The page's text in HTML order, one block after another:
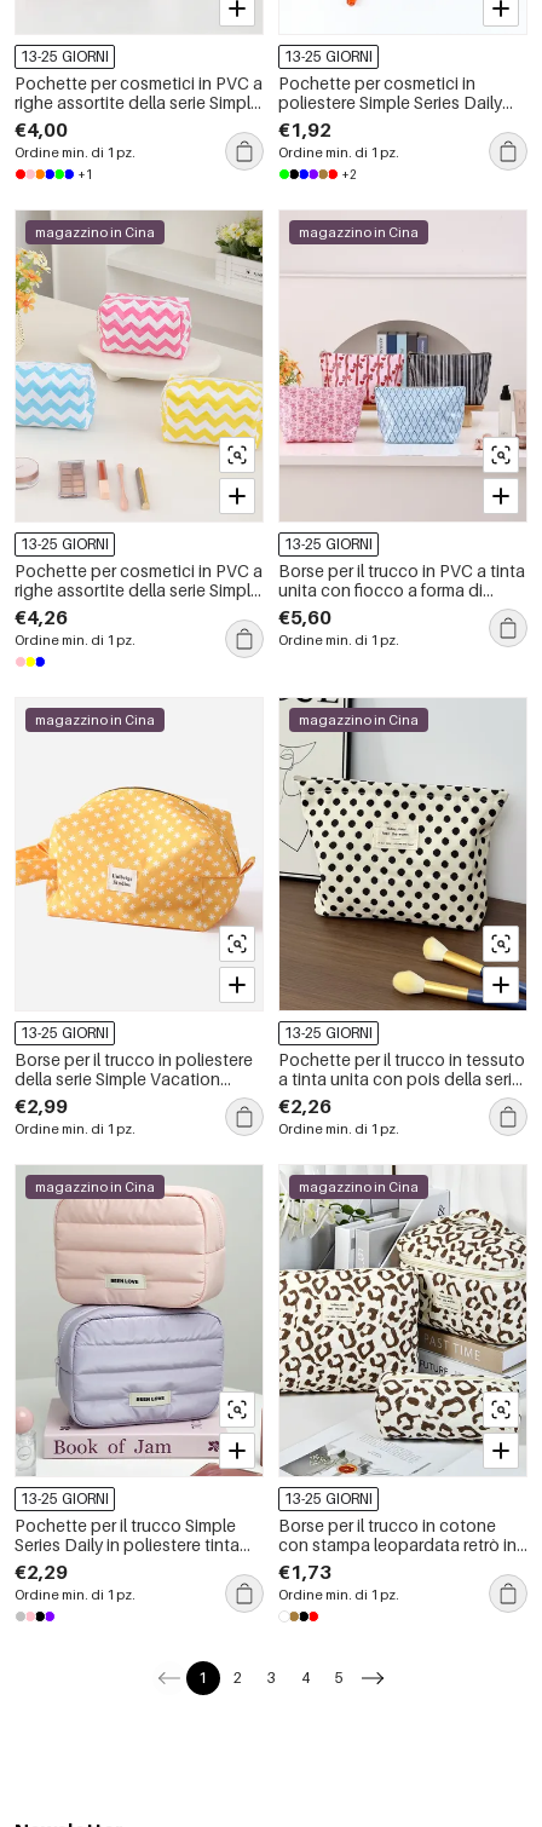
13-25 GIORNI
Pochette per cosmetici in PVC a
righe assortite della serie Simple,
colore Daily Stripe
€4,00
Ordine min. di 1 pz.
+1
13-25 GIORNI
Pochette per cosmetici in
poliestere Simple Series Daily
Stripe
€1,92
Ordine min. di 1 pz.
+2
magazzino in Cina
13-25 GIORNI
Pochette per cosmetici in PVC a
righe assortite della serie Simple,
colore Daily Stripe
€4,26
Ordine min. di 1 pz.
magazzino in Cina
13-25 GIORNI
Borse per il trucco in PVC a tinta
unita con fiocco a forma di
cuore, modello Simple Series
Sweet Irregular Shape, tinta
unita e a righe.
€5,60
Ordine min. di 1 pz.
magazzino in Cina
13-25 GIORNI
Borse per il trucco in poliestere
della serie Simple Vacation
Flower, colori misti, con foglie e
piante.
€2,99
Ordine min. di 1 pz.
magazzino in Cina
13-25 GIORNI
Pochette per il trucco in tessuto
a tinta unita con pois della serie
Simple.
€2,26
Ordine min. di 1 pz.
magazzino in Cina
13-25 GIORNI
Pochette per il trucco Simple
Series Daily in poliestere tinta
unita
€2,29
Ordine min. di 1 pz.
magazzino in Cina
13-25 GIORNI
Borse per il trucco in cotone
con stampa leopardata retrò in
colori misti, serie Simple
€1,73
Ordine min. di 1 pz.
1 2 3 4 5